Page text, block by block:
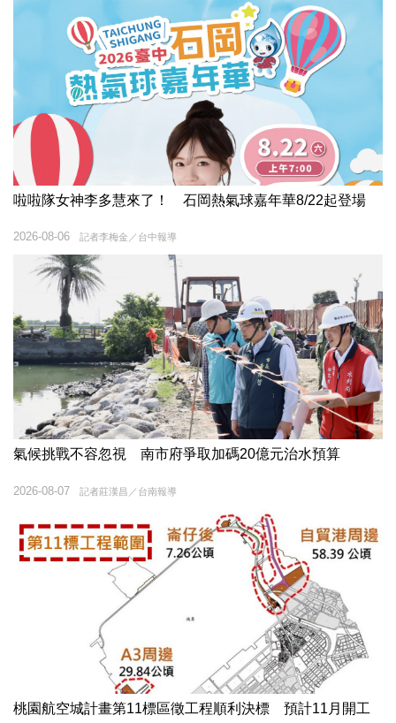
啦啦隊女神李多慧來了！ 石岡熱氣球嘉年華8/22起登場
記者李梅金／台中報導
2026-08-06
氣候挑戰不容忽視 南市府爭取加碼20億元治水預算
記者莊漢昌／台南報導
2026-08-07
桃園航空城計畫第11標區徵工程順利決標 預計11月開工